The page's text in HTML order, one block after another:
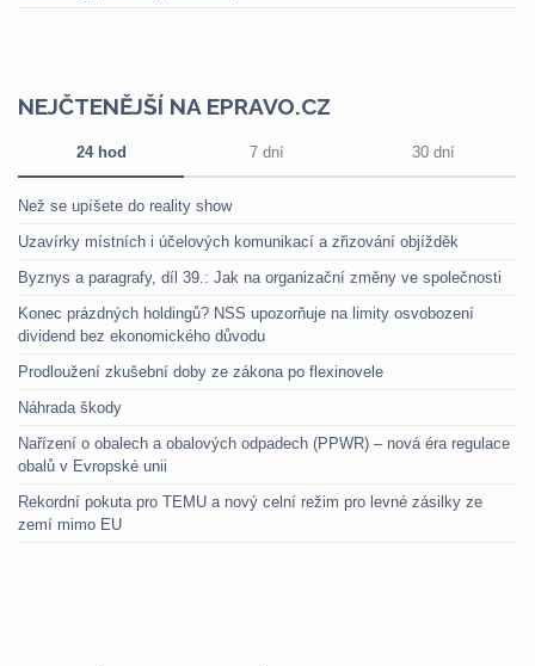
NEJČTENĚJŠÍ NA EPRAVO.CZ
24 hod 7 dní 30 dní
Než se upíšete do reality show
Uzavírky místních i účelových komunikací a zřizování objížděk
Byznys a paragrafy, díl 39.: Jak na organizační změny ve společnosti
Konec prázdných holdingů? NSS upozorňuje na limity osvobození
dividend bez ekonomického důvodu
Prodloužení zkušební doby ze zákona po flexinovele
Náhrada škody
Nařízení o obalech a obalových odpadech (PPWR) – nová éra regulace
obalů v Evropské unii
Rekordní pokuta pro TEMU a nový celní režim pro levné zásilky ze
zemí mimo EU